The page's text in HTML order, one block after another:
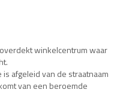
winkelcentrum waar
afgeleid van de straatnaam
van een beroemde